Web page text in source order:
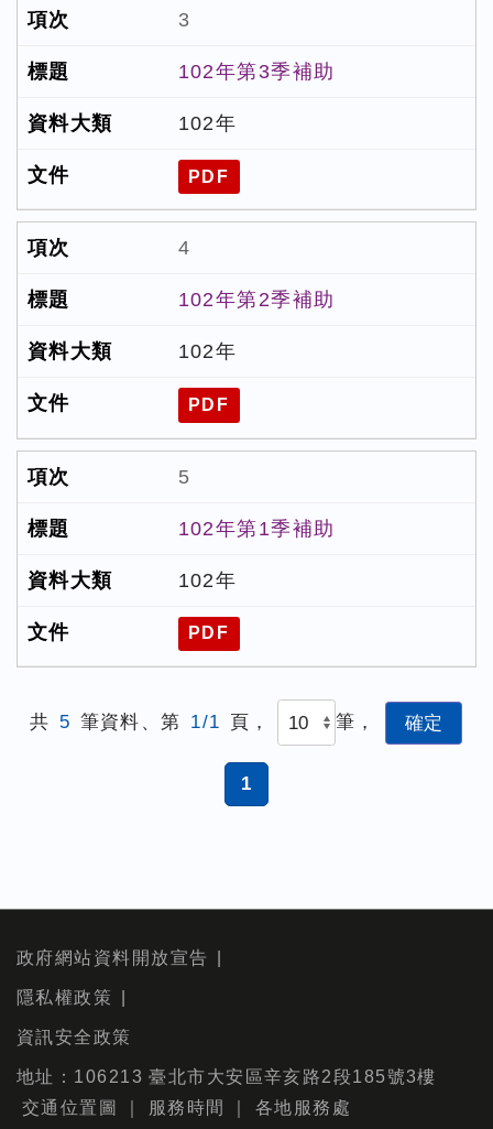
3
102年第3季補助
102年
PDF
4
102年第2季補助
102年
PDF
5
102年第1季補助
102年
PDF
共 5 筆資料、第 1/1 頁， 筆，
1
政府網站資料開放宣告
隱私權政策
資訊安全政策
地址：106213 臺北市大安區辛亥路2段185號3樓
交通位置圖
服務時間
各地服務處